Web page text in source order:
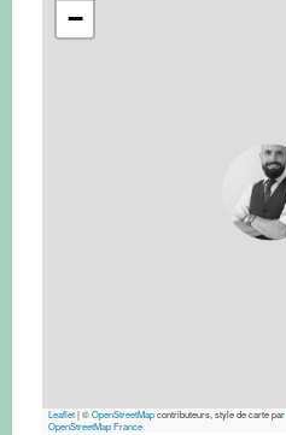
−
Leaflet|©OpenStreetMapcontributeurs, style de carte par
OpenStreetMap France